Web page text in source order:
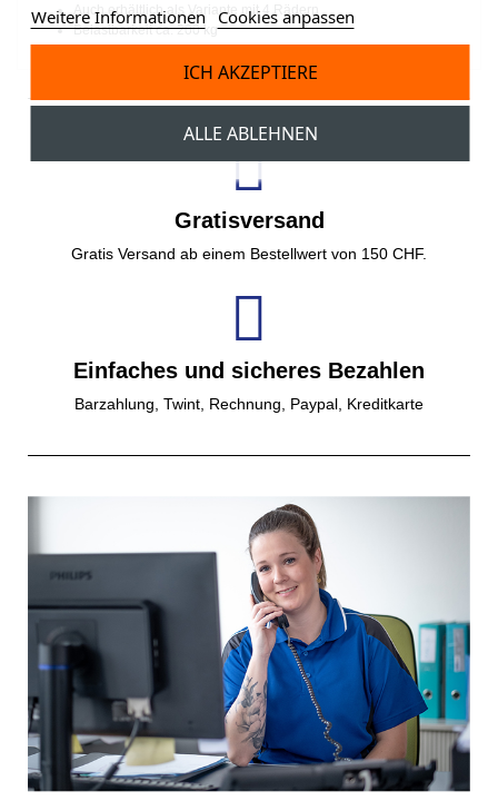
Auch erhältlich als Variante mit 4 Rädern
Belastbarkeit ca. 200 kg
Gratisversand
Gratis Versand ab einem Bestellwert von 150 CHF.
Einfaches und sicheres Bezahlen
Barzahlung, Twint, Rechnung, Paypal, Kreditkarte
Weitere Informationen Cookies anpassen
ALLE ABLEHNEN
ICH AKZEPTIERE